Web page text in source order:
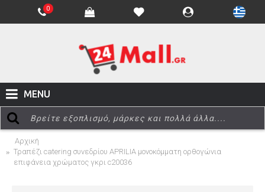
0
MENU
Αρχική
Τραπέζι catering συνεδρίου APRILIA μονοκόμματη ορθογώνια
επιφάνεια χρώματος γκρι c20036